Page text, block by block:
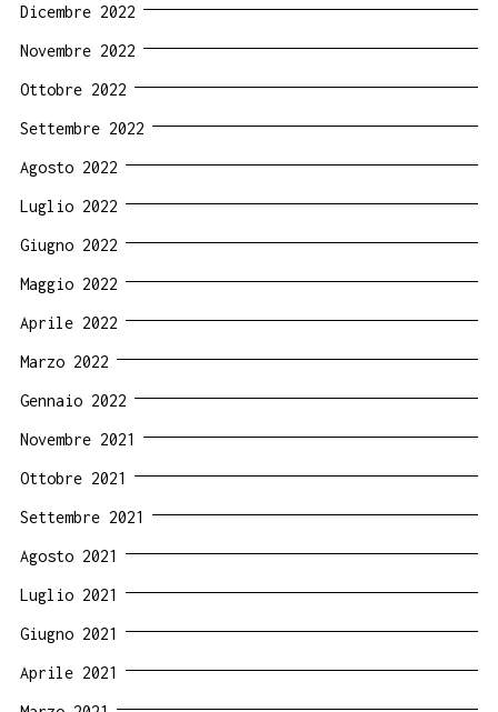
Dicembre 2022
Novembre 2022
Ottobre 2022
Settembre 2022
Agosto 2022
Luglio 2022
Giugno 2022
Maggio 2022
Aprile 2022
Marzo 2022
Gennaio 2022
Novembre 2021
Ottobre 2021
Settembre 2021
Agosto 2021
Luglio 2021
Giugno 2021
Aprile 2021